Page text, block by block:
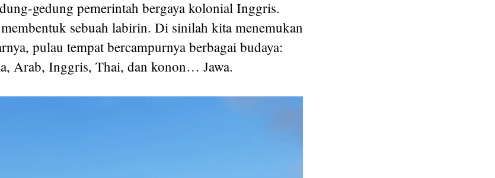
gedung pemerintah bergaya kolonial Inggris.
sebuah labirin. Di sinilah kita menemukan
pulau tempat bercampurnya berbagai budaya:
Arab, Inggris, Thai, dan konon… Jawa.